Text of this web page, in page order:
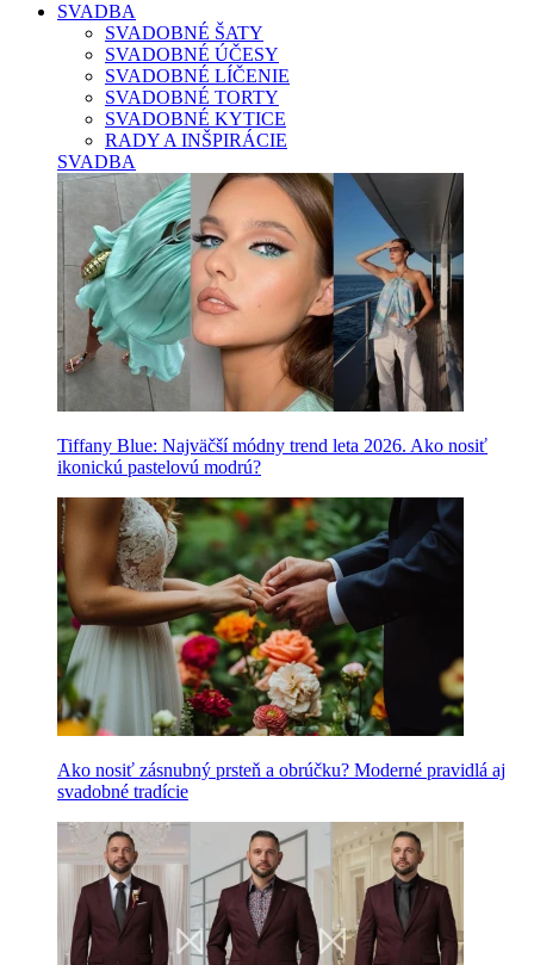
SVADBA
SVADOBNÉ ŠATY
SVADOBNÉ ÚČESY
SVADOBNÉ LÍČENIE
SVADOBNÉ TORTY
SVADOBNÉ KYTICE
RADY A INŠPIRÁCIE
SVADBA
Tiffany Blue: Najväčší módny trend leta 2026. Ako nosiť
ikonickú pastelovú modrú?
Ako nosiť zásnubný prsteň a obrúčku? Moderné pravidlá aj
svadobné tradície